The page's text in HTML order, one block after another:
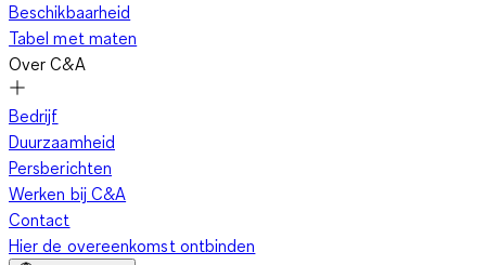
Beschikbaarheid
Tabel met maten
Over C&A
Bedrijf
Duurzaamheid
Persberichten
Werken bij C&A
Contact
Hier de overeenkomst ontbinden